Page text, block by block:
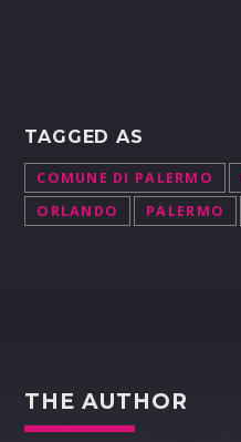
TAGGED AS
COMUNE DI PALERMO
ORLANDO
PALERMO
THE AUTHOR